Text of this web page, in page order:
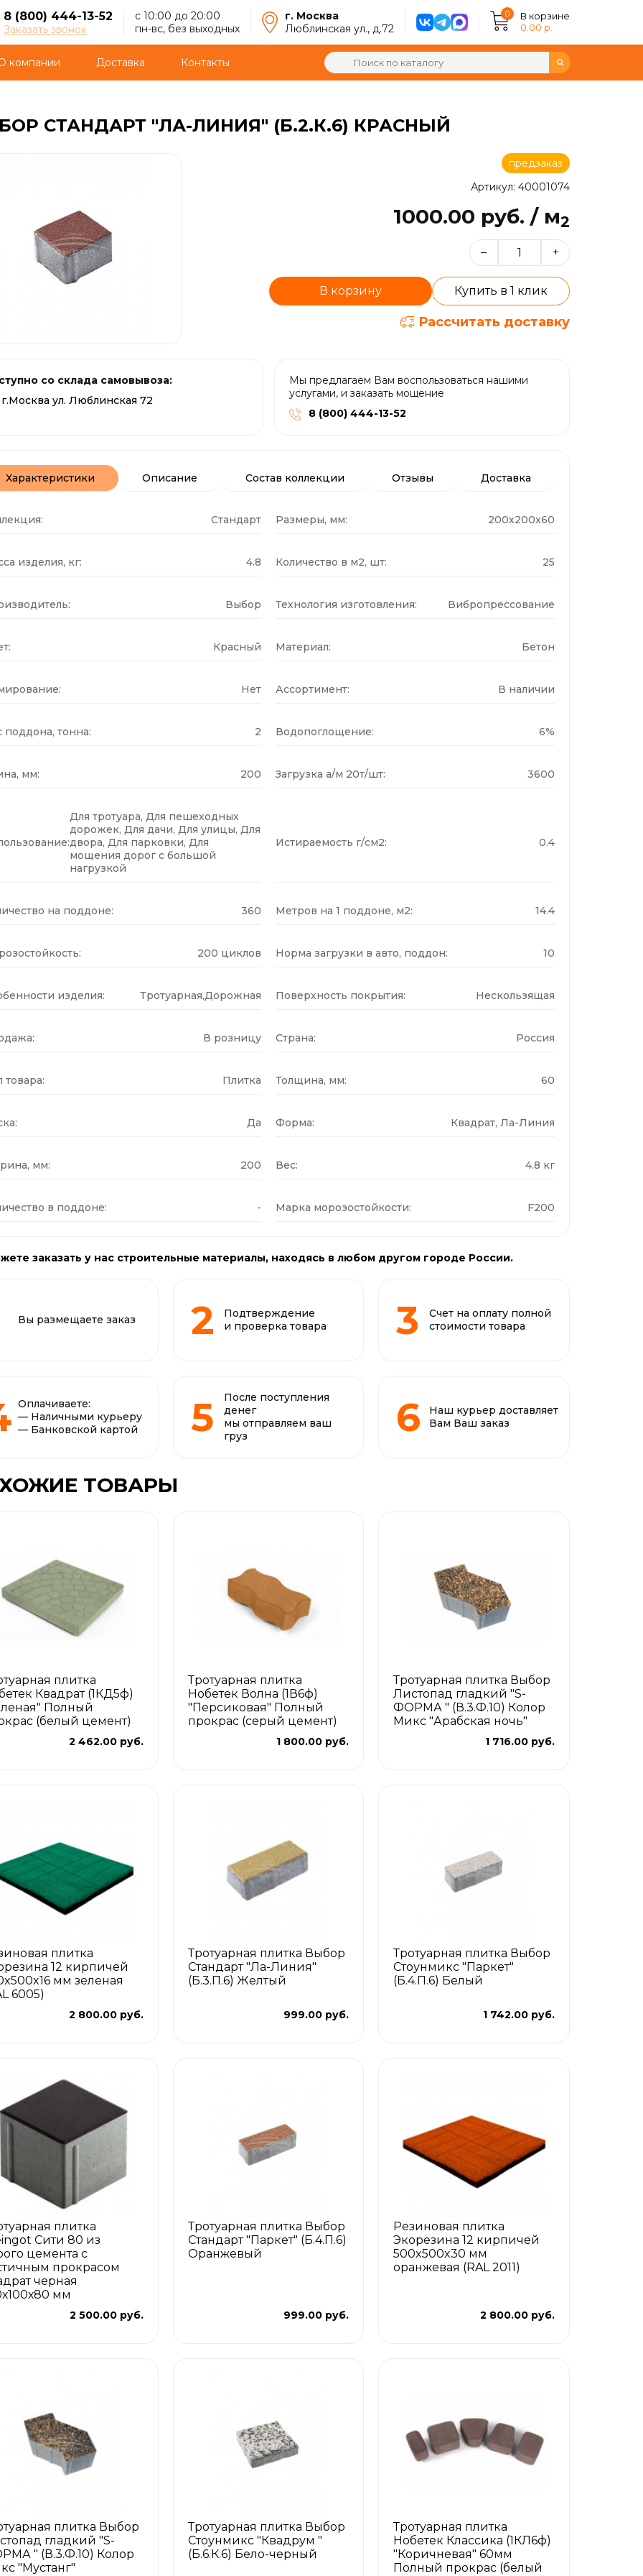
8 (800) 444-13-52
Заказать звонок
с 10:00 до 20:00
пн-вс, без выходных
г. Москва
Люблинская ул., д.72
0
В корзине
0.00 р.
компании Доставка Контакты
СТАНДАРТ "ЛА-ЛИНИЯ" (Б.2.К.6) КРАСНЫЙ
предзаказ
Артикул: 40001074
1000.00 руб. / м2
– +
В корзину Купить в 1 клик
Рассчитать доставку
со склада самовывоза:
г.Москва ул. Люблинская 72
Мы предлагаем Вам воспользоваться нашими
услугами, и заказать мощение
8 (800) 444-13-52
Характеристики Описание Состав коллекции Отзывы Доставка
Стандарт Размеры, мм: 200x200x60
изделия, кг: 4.8 Количество в м2, шт: 25
Выбор Технология изготовления: Вибропрессование
Красный Материал: Бетон
Нет Ассортимент: В наличии
поддона, тонна: 2 Водопоглощение: 6%
мм: 200 Загрузка а/м 20т/шт: 3600
Для тротуара, Для пешеходных
дорожек, Для дачи, Для улицы, Для
двора, Для парковки, Для
мощения дорог с большой
нагрузкой
Истираемость г/см2: 0.4
на поддоне: 360 Метров на 1 поддоне, м2: 14.4
200 циклов Норма загрузки в авто, поддон: 10
изделия: Тротуарная,Дорожная Поверхность покрытия: Нескользящая
В розницу Страна: Россия
товара: Плитка Толщина, мм: 60
Да Форма: Квадрат, Ла-Линия
мм: 200 Вес: 4.8 кг
в поддоне: - Марка морозостойкости: F200
заказать у нас строительные материалы, находясь в любом другом городе России.
Вы размещаете заказ
Подтверждение
и проверка товара
Счет на оплату полной
стоимости товара
Оплачиваете:
— Наличными курьеру
— Банковской картой
После поступления
денег
мы отправляем ваш
груз
Наш курьер доставляет
Вам Ваш заказ
ТОВАРЫ
плитка
Квадрат (1КД5ф)
Полный
(белый цемент)
2 462.00 руб.
Тротуарная плитка
Нобетек Волна (1В6ф)
"Персиковая" Полный
прокрас (серый цемент)
1 800.00 руб.
Тротуарная плитка Выбор
Листопад гладкий "S-
ФОРМА " (В.3.Ф.10) Колор
Микс "Арабская ночь"
1 716.00 руб.
плитка
12 кирпичей
мм зеленая
6005)
2 800.00 руб.
Тротуарная плитка Выбор
Стандарт "Ла-Линия"
(Б.3.П.6) Желтый
999.00 руб.
Тротуарная плитка Выбор
Стоунмикс "Паркет"
(Б.4.П.6) Белый
1 742.00 руб.
плитка
Сити 80 из
цемента с
прокрасом
черная
мм
2 500.00 руб.
Тротуарная плитка Выбор
Стандарт "Паркет" (Б.4.П.6)
Оранжевый
999.00 руб.
Резиновая плитка
Экорезина 12 кирпичей
500x500x30 мм
оранжевая (RAL 2011)
2 800.00 руб.
плитка Выбор
гладкий "S-
" (В.3.Ф.10) Колор
"Мустанг"
Тротуарная плитка Выбор
Стоунмикс "Квадрум "
(Б.6.К.6) Бело-черный
Тротуарная плитка
Нобетек Классика (1КЛ6ф)
"Коричневая" 60мм
Полный прокрас (белый